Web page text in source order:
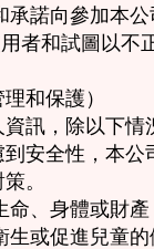
承諾向參加本
者和試圖以不
和保護）
訊，除以下
安全性，本
。
命、身體或財
生或促進兒童